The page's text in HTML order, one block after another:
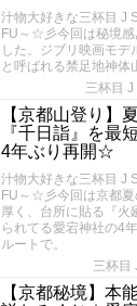
汁物大好きな三杯目 J
FU～☆彡今回は秘境感
した。ジブリ映画モデ
と呼ばれる禁足地神体
三杯目
【京都山登り】
『千日詣』を最
4年ぶり再開☆
汁物大好きな三杯目 J
FU～☆彡今回は京都
厚く、台所に貼る『火
られてる愛宕神社の4
ルートで。
三杯目
【京都秘境】本